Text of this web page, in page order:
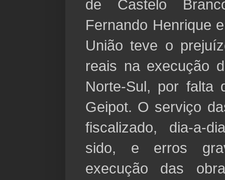
de Castelo
Fernando Henrique
União teve o
reais na execução
Norte-Sul, por falta
Geipot. O serviço
fiscalizado, dia-a-
sido, e erros
execução das